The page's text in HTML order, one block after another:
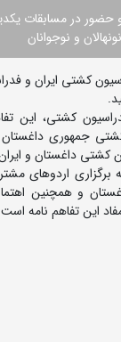
حضور در مسابقات
و نوجوانان
کشتی ایران و
کشتی، این
جمهوری
کشتی داغستان و
اردوهای
و همچنین
این تفاهم نامه